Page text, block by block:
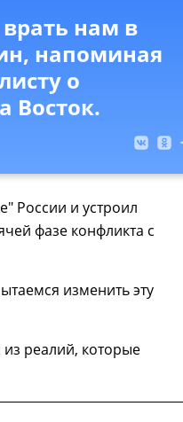
нам в
напоминая
о
Восток.
России и устроил
фазе конфликта с
изменить эту
реалий, которые